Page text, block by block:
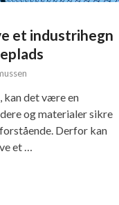
et industrihegn
kan det være en
og materialer sikre
Derfor kan
et …